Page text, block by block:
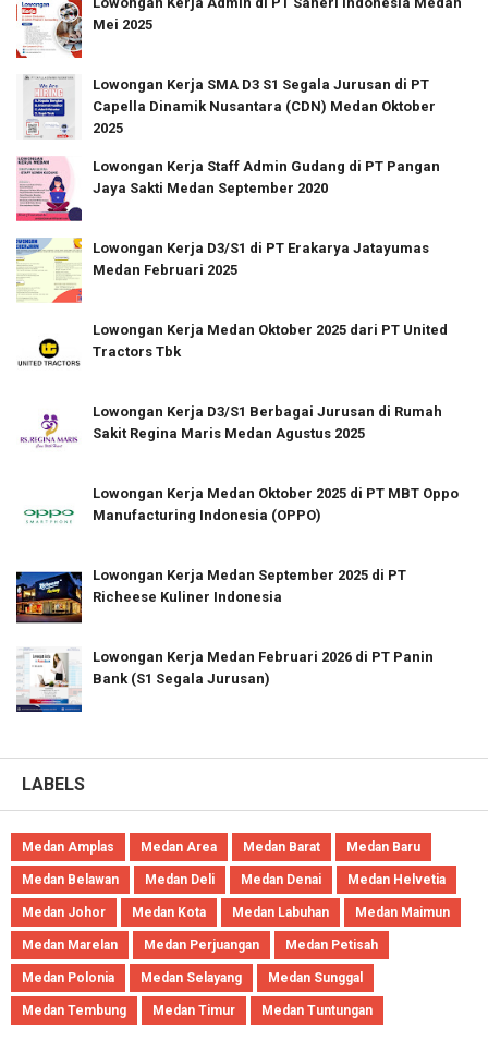
Mei 2025
Lowongan Kerja SMA D3 S1 Segala Jurusan di PT
Capella Dinamik Nusantara (CDN) Medan Oktober
2025
Lowongan Kerja Staff Admin Gudang di PT Pangan
Jaya Sakti Medan September 2020
Lowongan Kerja D3/S1 di PT Erakarya Jatayumas
Medan Februari 2025
Lowongan Kerja Medan Oktober 2025 dari PT United
Tractors Tbk
Lowongan Kerja D3/S1 Berbagai Jurusan di Rumah
Sakit Regina Maris Medan Agustus 2025
Lowongan Kerja Medan Oktober 2025 di PT MBT Oppo
Manufacturing Indonesia (OPPO)
Lowongan Kerja Medan September 2025 di PT
Richeese Kuliner Indonesia
Lowongan Kerja Medan Februari 2026 di PT Panin
Bank (S1 Segala Jurusan)
LABELS
Medan Amplas Medan Area Medan Barat Medan Baru
Medan Belawan Medan Deli Medan Denai Medan Helvetia
Medan Johor Medan Kota Medan Labuhan Medan Maimun
Medan Marelan Medan Perjuangan Medan Petisah
Medan Polonia Medan Selayang Medan Sunggal
Medan Tembung Medan Timur Medan Tuntungan